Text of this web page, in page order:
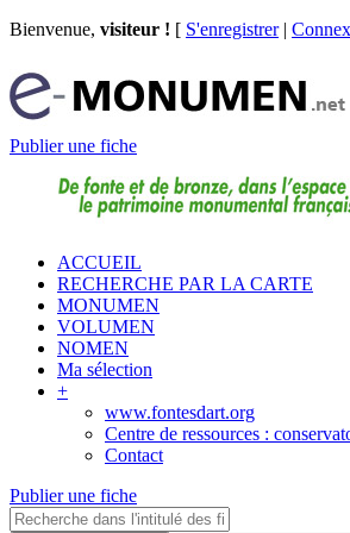
Bienvenue, visiteur ! [ S'enregistrer|
Publier une fiche
ACCUEIL
RECHERCHE PAR LA CARTE
MONUMEN
VOLUMEN
NOMEN
Ma sélection
+
www.fontesdart.org
Centre de ressources :
Contact
Publier une fiche